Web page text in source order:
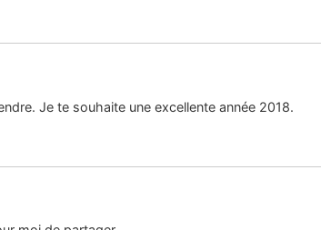
Je te souhaite une excellente année 2018.